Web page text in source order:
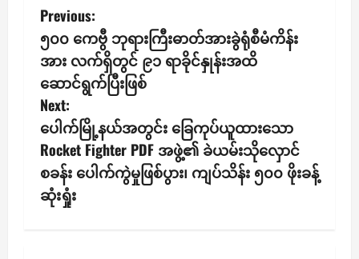
P
o
s
t
n
a
Previous:
၅၀၀ ကေဗွီ ဘုရားကြီးဓာတ်အားခွဲရုံစီမံကိန်း
အား လက်ရှိတွင် ၉၁ ရာခိုင်နှုန်းအထိ
ဆောင်ရွက်ပြီးဖြစ်
Next:
ပေါက်မြို့နယ်အတွင်း ခြေကုပ်ယူထားသော
Rocket Fighter PDF အဖွဲ့၏ ခဲယမ်းသိုလှောင်
စခန်း ပေါက်ကွဲမှုဖြစ်ပွား၊ ကျပ်သိန်း ၅၀၀ ဖိုးခန့်
ဆုံးရှုံး